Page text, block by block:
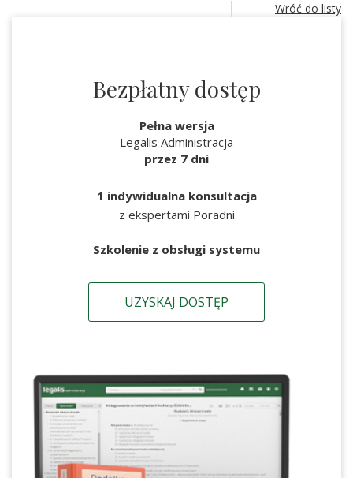
Wróć do listy
Bezpłatny dostęp
Pełna wersja
Legalis Administracja
przez 7 dni
1 indywidualna konsultacja
z ekspertami Poradni
Szkolenie z obsługi systemu
UZYSKAJ DOSTĘP